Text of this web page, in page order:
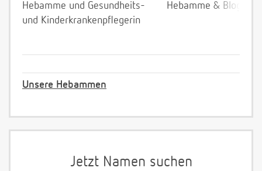
Hebamme und Gesundheits-
und Kinderkrankenpflegerin
Hebamme &
Unsere Hebammen
Jetzt Namen suchen